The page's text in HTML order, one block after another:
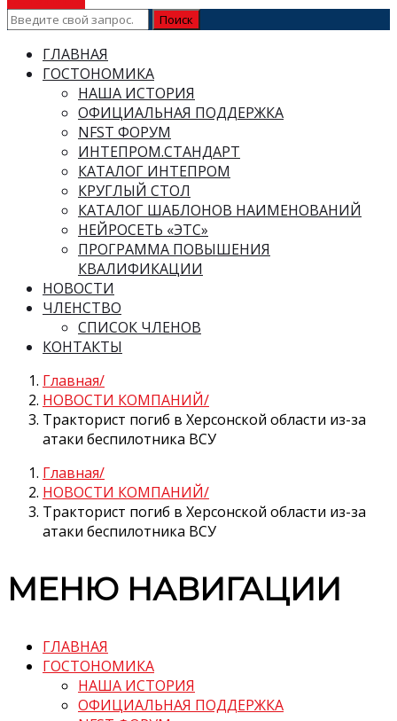
ГЛАВНАЯ
ГОСТОНОМИКА
НАША ИСТОРИЯ
ОФИЦИАЛЬНАЯ ПОДДЕРЖКА
NFST ФОРУМ
ИНТЕПРОМ.СТАНДАРТ
КАТАЛОГ ИНТЕПРОМ
КРУГЛЫЙ СТОЛ
КАТАЛОГ ШАБЛОНОВ НАИМЕНОВАНИЙ
НЕЙРОСЕТЬ «ЭТС»
ПРОГРАММА ПОВЫШЕНИЯ
КВАЛИФИКАЦИИ
НОВОСТИ
ЧЛЕНСТВО
СПИСОК ЧЛЕНОВ
КОНТАКТЫ
Главная
НОВОСТИ КОМПАНИЙ
Тракторист погиб в Херсонской области из-за
атаки беспилотника ВСУ
Главная
НОВОСТИ КОМПАНИЙ
Тракторист погиб в Херсонской области из-за
атаки беспилотника ВСУ
МЕНЮ НАВИГАЦИИ
ГЛАВНАЯ
ГОСТОНОМИКА
НАША ИСТОРИЯ
ОФИЦИАЛЬНАЯ ПОДДЕРЖКА